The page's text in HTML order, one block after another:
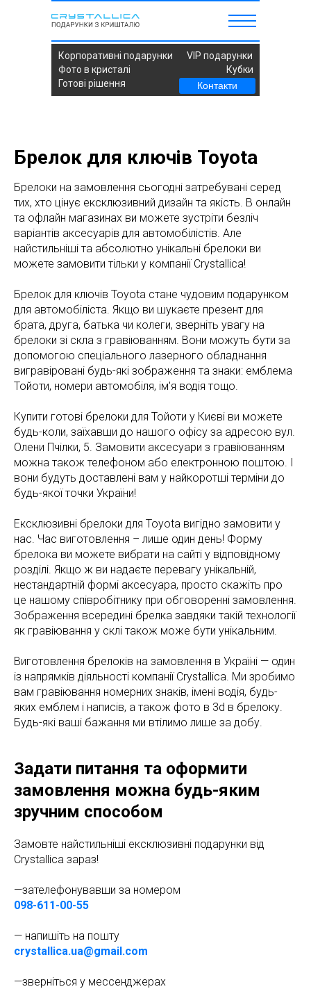
Корпоративні подарунки
Кубки
VIP подарунки
Фото в кристалі
Готові рішення
Контакти
Брелок для ключів Toyota
Брелоки на замовлення сьогодні затребувані серед
тих, хто цінує ексклюзивний дизайн та якість. В онлайн
та офлайн магазинах ви можете зустріти безліч
варіантів аксесуарів для автомобілістів. Але
найстильніші та абсолютно унікальні брелоки ви
можете замовити тільки у компанії Crystallica!
Брелок для ключів Toyota стане чудовим подарунком
для автомобіліста. Якщо ви шукаєте презент для
брата, друга, батька чи колеги, зверніть увагу на
брелоки зі скла з гравіюванням. Вони можуть бути за
допомогою спеціального лазерного обладнання
вигравіровані будь-які зображення та знаки: емблема
Тойоти, номери автомобіля, ім'я водія тощо.
Купити готові брелоки для Тойоти у Києві ви можете
будь-коли, заїхавши до нашого офісу за адресою вул.
Олени Пчілки, 5. Замовити аксесуари з гравіюванням
можна також телефоном або електронною поштою. І
вони будуть доставлені вам у найкоротші терміни до
будь-якої точки України!
Ексклюзивні брелоки для Toyota вигідно замовити у
нас. Час виготовлення – лише один день! Форму
брелока ви можете вибрати на сайті у відповідному
розділі. Якщо ж ви надаєте перевагу унікальній,
нестандартній формі аксесуара, просто скажіть про
це нашому співробітнику при обговоренні замовлення.
Зображення всередині брелка завдяки такій технології
як гравіювання у склі також може бути унікальним.
Виготовлення брелоків на замовлення в Україні — один
із напрямків діяльності компанії Crystallica. Ми зробимо
вам гравіювання номерних знаків, імені водія, будь-
яких емблем і написів, а також фото в 3d в брелоку.
Будь-які ваші бажання ми втілимо лише за добу.
Задати питання та оформити
замовлення можна будь-яким
зручним способом
Замовте найстильніші ексклюзивні подарунки від
Crystallica зараз!
—зателефонувавши за номером
098-611-00-55
— напишіть на пошту
crystallica.ua@gmail.com
—зверніться у мессенджерах